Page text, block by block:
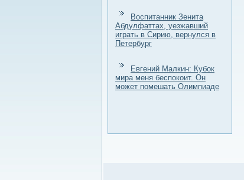
Воспитанник Зенита
Абдулфаттах, уезжавший
играть в Сирию, вернулся в
Петербург
Евгений Малкин: Кубок
мира меня беспокоит. Он
может помешать Олимпиаде